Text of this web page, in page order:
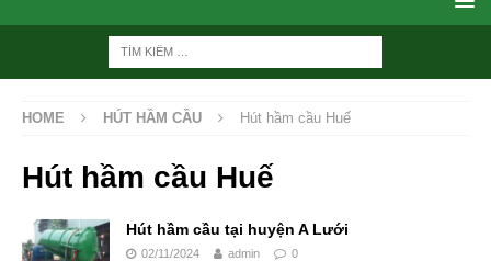
HOME HÚT HẦM CẦU Hút hầm cầu Huế
Hút hầm cầu Huế
Hút hầm cầu tại huyện A Lưới
02/11/2024 admin 0